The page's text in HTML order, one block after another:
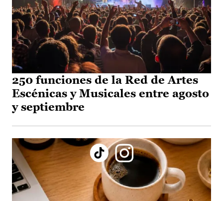
250 funciones de la Red de Artes
Escénicas y Musicales entre agosto
y septiembre